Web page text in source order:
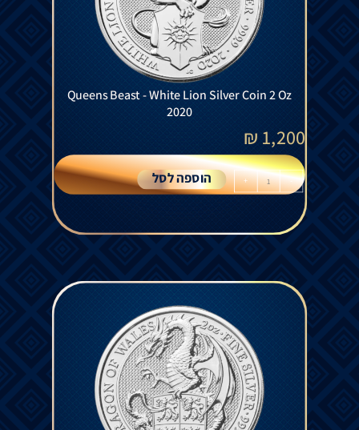
Queens Beast - White Lion Silver Coin 2 Oz
2020
1,200
₪
-
+ הוספה לסל